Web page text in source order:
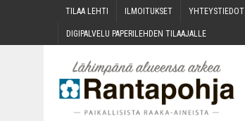
TILAA LEH­TI ILMOI­TUK­SET YHTEYS­TIE­DOT
DIGI­PAL­VE­LU PAPE­RI­LEH­DEN TILAAJALLE